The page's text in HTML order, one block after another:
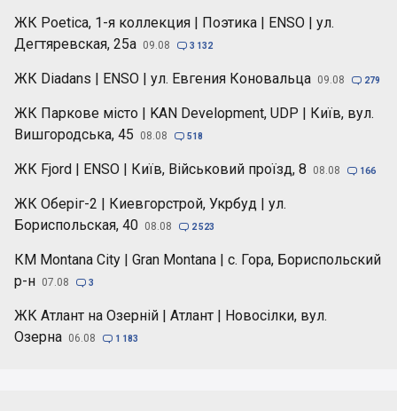
ЖК Poetica, 1-я коллекция | Поэтика | ENSO | ул.
Дегтяревская, 25а 09.08  3 132
ЖК Diadans | ENSO | ул. Евгения Коновальца 09.08  279
ЖК Паркове місто | KAN Development, UDP | Київ, вул.
Вишгородська, 45
08.08  518
ЖК Fjord | ENSO | Київ, Військовий проїзд, 8 08.08  166
ЖК Оберіг-2 | Киевгорстрой, Укрбуд | ул.
Бориспольская, 40 08.08  2 523
КМ Montana City | Gran Montana | с. Гора, Бориспольский
р-н 07.08  3
ЖК Атлант на Озерній | Атлант | Новосілки, вул.
Озерна 06.08  1 183